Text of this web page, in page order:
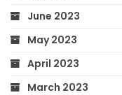
June 2023
May 2023
April 2023
March 2023